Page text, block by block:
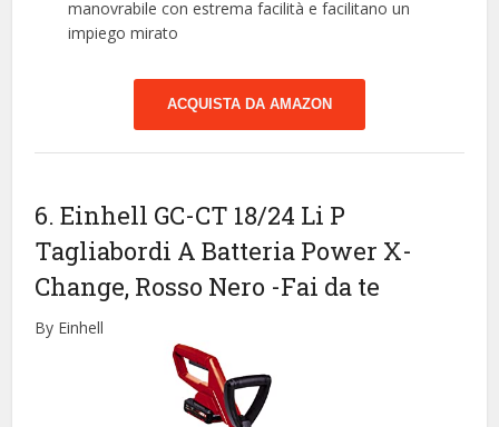
manovrabile con estrema facilità e facilitano un
impiego mirato
ACQUISTA DA AMAZON
6. Einhell GC-CT 18/24 Li P
Tagliabordi A Batteria Power X-
Change, Rosso Nero -Fai da te
By Einhell